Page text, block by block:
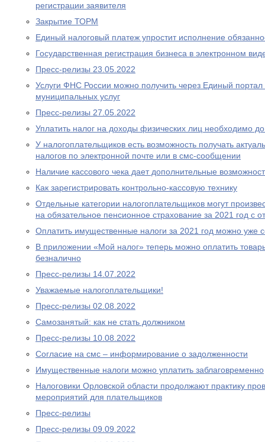
регистрации заявителя
Закрытие ТОРМ
Единый налоговый платеж упростит исполнение
Государственная регистрация бизнеса в электронном
Пресс-релизы 23.05.2022
Услуги ФНС России можно получить через Единый портал
муниципальных услуг
Пресс-релизы 27.05.2022
Уплатить налог на доходы физических лиц необходимо
У налогоплательщиков есть возможность получать
налогов по электронной почте или в смс-сообщении
Наличие кассового чека дает дополнительные
Как зарегистрировать контрольно-кассовую технику
Отдельные категории налогоплательщиков могут
на обязательное пенсионное страхование за 2021 год с
Оплатить имущественные налоги за 2021 год можно уже
В приложении «Мой налог» теперь можно оплатить
безналично
Пресс-релизы 14.07.2022
Уважаемые налогоплательщики!
Пресс-релизы 02.08.2022
Самозанятый: как не стать должником
Пресс-релизы 10.08.2022
Согласие на смс – информирование о задолженности
Имущественные налоги можно уплатить заблаговременно
Налоговики Орловской области продолжают практику
мероприятий для плательщиков
Пресс-релизы
Пресс-релизы 09.09.2022